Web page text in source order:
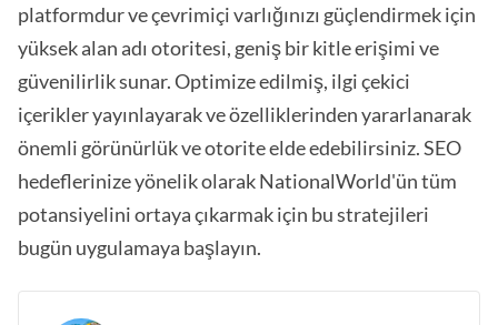
platformdur ve çevrimiçi varlığınızı güçlendirmek için
yüksek alan adı otoritesi, geniş bir kitle erişimi ve
güvenilirlik sunar. Optimize edilmiş, ilgi çekici
içerikler yayınlayarak ve özelliklerinden yararlanarak
önemli görünürlük ve otorite elde edebilirsiniz. SEO
hedeflerinize yönelik olarak NationalWorld'ün tüm
potansiyelini ortaya çıkarmak için bu stratejileri
bugün uygulamaya başlayın.